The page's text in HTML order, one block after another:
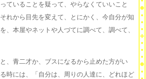
ていることを疑って、やらなくていいこと
れから目先を変えて、とにかく、今自分が知
、本屋やネットや人づてに調べて、調べて、
、青二才か、ブスになるから止めた方がい
時には、「自分は、周りの人達に、どれほど